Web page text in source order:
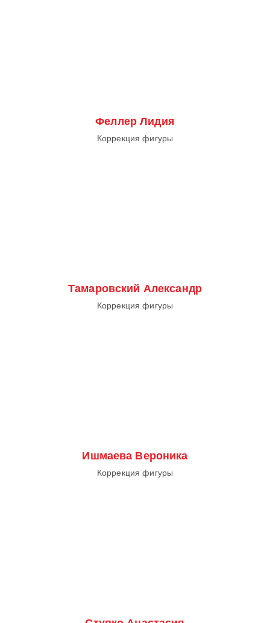
Феллер Лидия
Коррекция фигуры
Тамаровский Александр
Коррекция фигуры
Ишмаева Вероника
Коррекция фигуры